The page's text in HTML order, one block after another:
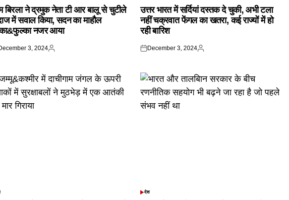
बिरला ने द्रमुक नेता टी आर बालू से चुटीले
में सवाल किया, सदन का माहौल
नजर आया
3, 2024
Posted
उत्तर भारत में सर्दियां दस्तक दे चुकी, अभी टला
नहीं चक्रवात फेंगल का खतरा, कई राज्यों में हो
रही बारिश
Posted
December 3, 2024
Posted
POSTED
देश